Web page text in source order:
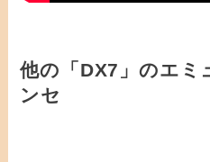
他の「DX7」のエミ
ンセ